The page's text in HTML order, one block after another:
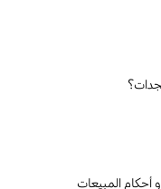
أحكام المبيعات